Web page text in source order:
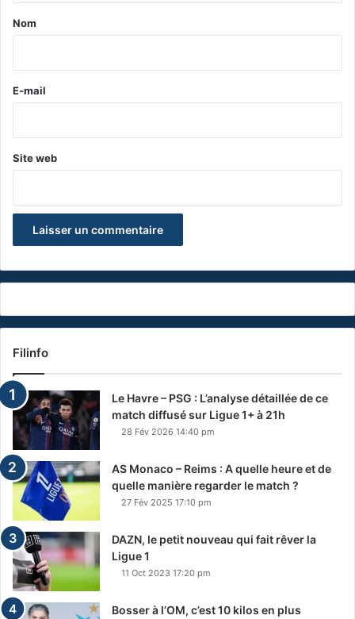
a
e
Nom
E-mail
Site web
Filinfo
Le Havre – PSG : L’analyse détaillée de ce
match diffusé sur Ligue 1+ à 21h
28 Fév 2026 14:40 pm
AS Monaco – Reims : A quelle heure et de
quelle manière regarder le match ?
27 Fév 2025 17:10 pm
DAZN, le petit nouveau qui fait rêver la
Ligue 1
11 Oct 2023 17:20 pm
Bosser à l’OM, c’est 10 kilos en plus